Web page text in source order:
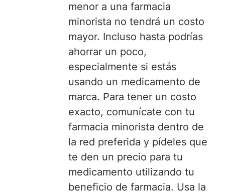
menor a una farmacia
minorista no tendrá un costo
mayor. Incluso hasta podrías
ahorrar un poco,
especialmente si estás
usando un medicamento de
marca. Para tener un costo
exacto, comunícate con tu
farmacia minorista dentro de
la red preferida y pídeles que
te den un precio para tu
medicamento utilizando tu
beneficio de farmacia. Usa la